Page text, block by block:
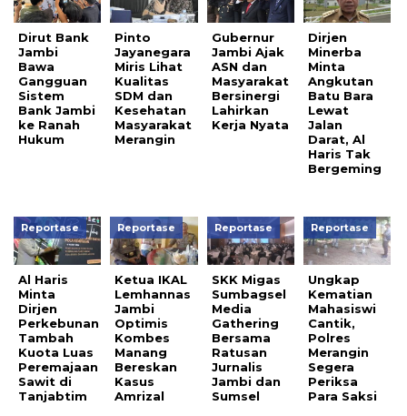
Dirut Bank
Jambi
Bawa
Gangguan
Sistem
Bank Jambi
ke Ranah
Hukum
Pinto
Jayanegara
Miris Lihat
Kualitas
SDM dan
Kesehatan
Masyarakat
Merangin
Gubernur
Jambi Ajak
ASN dan
Masyarakat
Bersinergi
Lahirkan
Kerja Nyata
Dirjen
Minerba
Minta
Angkutan
Batu Bara
Lewat
Jalan
Darat, Al
Haris Tak
Bergeming
Reportase
Al Haris
Minta
Dirjen
Perkebunan
Tambah
Kuota Luas
Peremajaan
Sawit di
Tanjabtim
Reportase
Ketua IKAL
Lemhannas
Jambi
Optimis
Kombes
Manang
Bereskan
Kasus
Amrizal
Reportase
SKK Migas
Sumbagsel
Media
Gathering
Bersama
Ratusan
Jurnalis
Jambi dan
Sumsel
Reportase
Ungkap
Kematian
Mahasiswi
Cantik,
Polres
Merangin
Segera
Periksa
Para Saksi